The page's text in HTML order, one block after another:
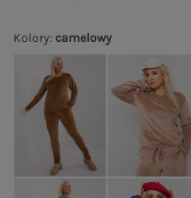
Kolory: camelowy